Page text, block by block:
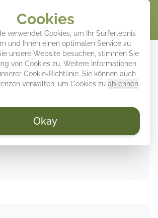
Cookies
verwendet Cookies, um Ihr Surferlebnis
und Ihnen einen optimalen Service zu
unsere Website besuchen, stimmen Sie
von Cookies zu. Weitere Informationen
Cookie-Richtlinie. Sie können auch
verwalten, um Cookies zu ablehnen
Okay
- Strichzeichnung -
- Schwarz